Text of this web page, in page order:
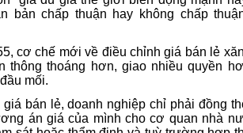
bản chấp thuận hay không chấp
cơ chế mới về điều chỉnh giá bán lẻ
thông thoáng hơn, giao nhiều quyền
mối.
giá bán lẻ, doanh nghiệp chỉ phải đồng
án giá của mình cho cơ quan nhà